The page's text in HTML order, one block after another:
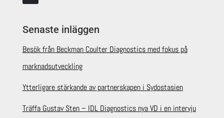
Senaste inläggen
Besök från Beckman Coulter Diagnostics med fokus på
marknadsutveckling
Ytterligare stärkande av partnerskapen i Sydostasien
Träffa Gustav Sten – IDL Diagnostics nya VD i en intervju